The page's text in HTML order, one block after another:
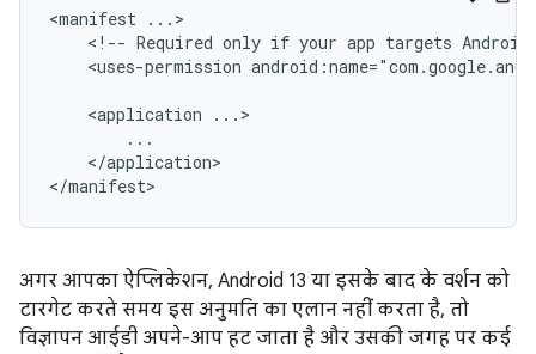
<manifest
<!-- Required only if your app targets Android
<uses-permission
<application
</application>
अगर आपका ऐप्लिकेशन, Android 13 या इसके बाद के वर्शन को
टारगेट करते समय इस अनुमति का एलान नहीं करता है, तो
विज्ञापन आईडी अपने-आप हट जाता है और उसकी जगह पर कई